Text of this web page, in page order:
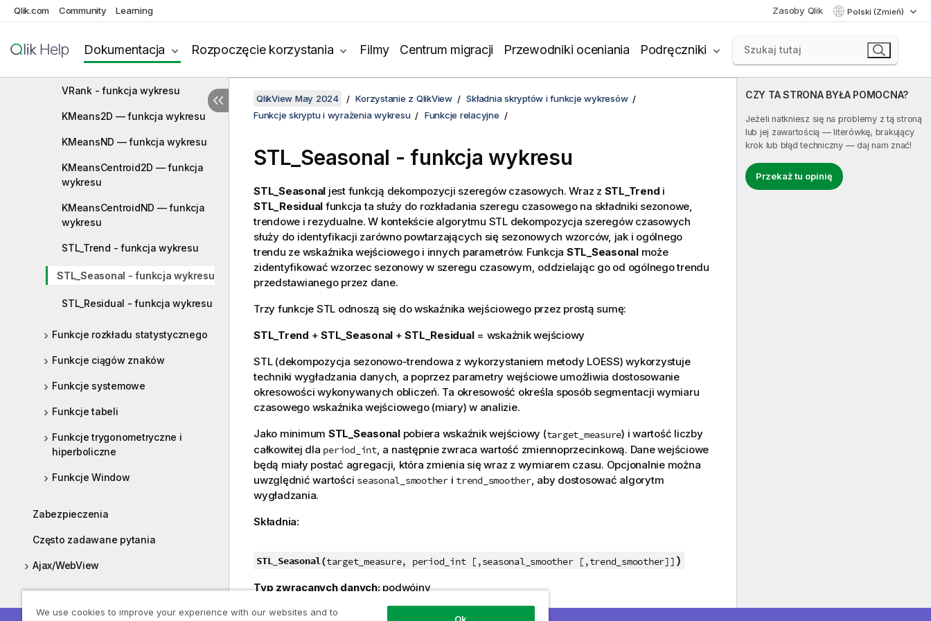
Qlik.com Community Learning Zasoby Qlik Polski (Zmień)
Dokumentacja Rozpoczęcie korzystania Filmy Centrum migracji Przewodniki oceniania Podręczniki
Funkcje relacyjne
HRank - funkcja wykresu
VRank - funkcja wykresu
KMeans2D — funkcja wykresu
KMeansND — funkcja wykresu
KMeansCentroid2D — funkcja
wykresu
KMeansCentroidND — funkcja
wykresu
STL_Trend - funkcja wykresu
STL_Seasonal - funkcja wykresu
STL_Residual - funkcja wykresu
Funkcje rozkładu statystycznego
Funkcje ciągów znaków
Funkcje systemowe
Funkcje tabeli
Funkcje trygonometryczne i
hiperboliczne
Funkcje Window
Zabezpieczenia
Często zadawane pytania
Ajax/WebView
CZY TA STRONA BYŁA POMOCNA?
Jeżeli natkniesz się na problemy z tą stroną
lub jej zawartością — literówkę, brakujący
krok lub błąd techniczny — daj nam znać!
Przekaż tu opinię
QlikView May 2024 Korzystanie z QlikView
Składnia skryptów i funkcje wykresów
Funkcje skryptu i wyrażenia wykresu
Funkcje relacyjne
STL_Seasonal - funkcja wykresu
STL_Seasonal jest funkcją dekompozycji szeregów czasowych. Wraz z STL_Trend i
STL_Residual funkcja ta służy do rozkładania szeregu czasowego na składniki sezonowe,
trendowe i rezydualne. W kontekście algorytmu STL dekompozycja szeregów czasowych
służy do identyfikacji zarówno powtarzających się sezonowych wzorców, jak i ogólnego
trendu ze wskaźnika wejściowego i innych parametrów. Funkcja STL_Seasonalmoże
zidentyfikować wzorzec sezonowy w szeregu czasowym, oddzielając go od ogólnego trendu
przedstawianego przez dane.
Trzy funkcje STL odnoszą się do wskaźnika wejściowego przez prostą sumę:
STL_Trend + STL_Seasonal +STL_Residual= wskaźnik wejściowy
STL (dekompozycja sezonowo-trendowa z wykorzystaniem metody LOESS) wykorzystuje
techniki wygładzania danych, a poprzez parametry wejściowe umożliwia dostosowanie
okresowości wykonywanych obliczeń. Ta okresowość określa sposób segmentacji wymiaru
czasowego wskaźnika wejściowego (miary) w analizie.
Jako minimum STL_Seasonalpobiera wskaźnik wejściowy (target_measure) i wartość liczby
całkowitej dla period_int, a następnie zwraca wartość zmiennoprzecinkową. Dane wejściowe
będą miały postać agregacji, która zmienia się wraz z wymiarem czasu. Opcjonalnie można
uwzględnić wartości seasonal_smootheri trend_smoother, aby dostosować algorytm
wygładzania.
Składnia:
STL_Seasonal(target_measure, period_int [,seasonal_smoother [,trend_smoother]] )
Typ zwracanych danych:podwójny
Argumenty
We use cookies to improve your experience with our websites and to